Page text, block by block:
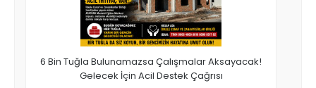
6 Bin Tuğla Bulunamazsa Çalışmalar Aksayacak!
Gelecek İçin Acil Destek Çağrısı